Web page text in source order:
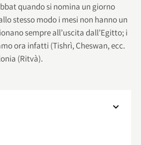
quando si nomina un giorno
stesso modo i mesi non hanno un
sempre all’uscita dall’Egitto; i
ora infatti (Tishrì, Cheswan, ecc.
(Ritvà).